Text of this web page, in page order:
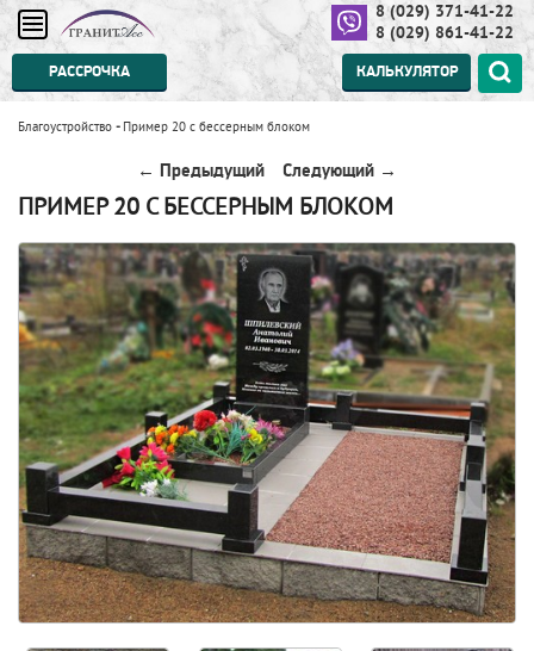
8 (029) 371-41-22
8 (029) 861-41-22
РАССРОЧКА КАЛЬКУЛЯТОР
Благоустройство - Пример 20 с бессерным блоком
← Предыдущий Следующий →
ПРИМЕР 20 С БЕССЕРНЫМ БЛОКОМ